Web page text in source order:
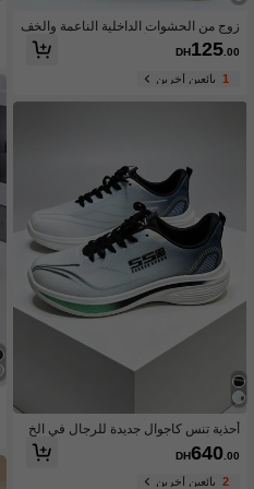
زوج من الحشوات الداخلية الناعمة والخف
يفة لمنع الانزلاق لأحذية النساء والرجال، ل
لأحذية الرياضية والكاجوال، أفكار هدايا ال
شتاء
DH125.00
1 بائعين آخرين
أحذية تنس كاجوال جديدة للرجال في الخ
ريف، أحذية رياضية يمكن ارتداؤها من قبل
الجنسينDH640.00
2بائعين آخرين